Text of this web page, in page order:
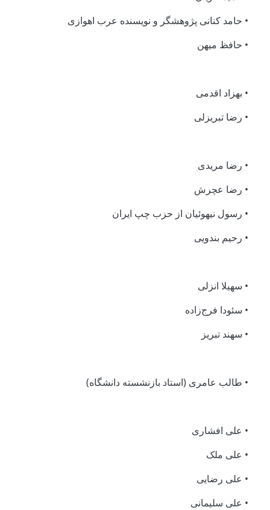
• حامد کنانی پژوهشگر و نویسنده عرب اهوازی
• حافظ میهن
• بهزاد اقدمی
• رضا تبریزلی
• رضا مریدی
• رضا عچرش
• رسول نیهوئیان از حزب چپ ایران
• رحیم بندویی
• سهیلا انزلی
• سئودا فرج‌زاده
• سهند تبریز
• طالب عامری (استاد بازنشسته دانشگاه)
• علی افشاری
• علی ملک
• علی رضایی
• علی سلیمانی